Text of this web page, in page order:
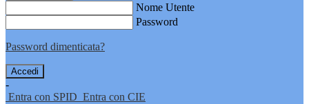
Nome Utente
Password
Password dimenticata?
-
Entra con SPID Entra con CIE